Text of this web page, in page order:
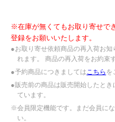
※在庫が無くてもお取り寄せで
登録をお願いいたします。
●お取り寄せ依頼商品の再入荷お
れます。 商品の再入荷をお約束
●予約商品につきましては こちらを
●販売前の商品は販売開始したと
ています。
※会員限定機能です。まだ会員に
い。